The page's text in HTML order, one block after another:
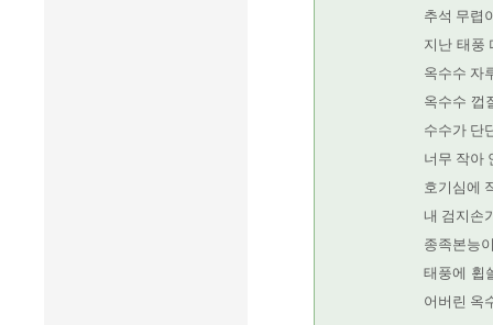
추석 무렵
지난 태풍
옥수수 자
옥수수 껍
수수가 단
너무 작아
호기심에
내 검지손
종족본능
태풍에 휩
어버린 옥